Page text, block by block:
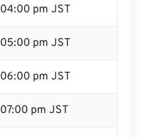
04:00 pm JST
05:00 pm JST
06:00 pm JST
07:00 pm JST